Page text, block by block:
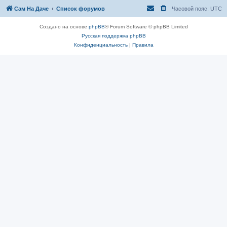
Сам На Даче Список форумов Часовой пояс: UTC
Создано на основе phpBB® Forum Software © phpBB Limited
Русская поддержка phpBB
Конфиденциальность| Правила